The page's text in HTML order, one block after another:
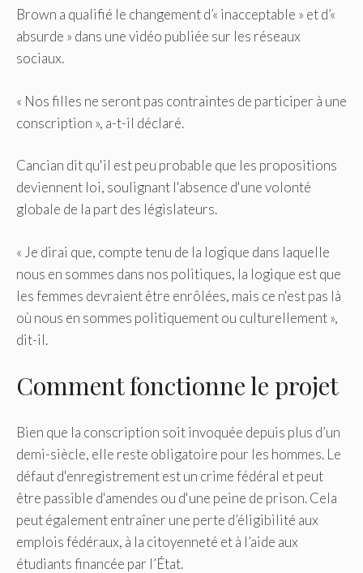
Brown a qualifié le changement d’« inacceptable » et d’«
absurde » dans une vidéo publiée sur les réseaux
sociaux.
« Nos filles ne seront pas contraintes de participer à une
conscription », a-t-il déclaré.
Cancian dit qu'il est peu probable que les propositions
deviennent loi, soulignant l'absence d'une volonté
globale de la part des législateurs.
« Je dirai que, compte tenu de la logique dans laquelle
nous en sommes dans nos politiques, la logique est que
les femmes devraient être enrôlées, mais ce n'est pas là
où nous en sommes politiquement ou culturellement »,
dit-il.
Comment fonctionne le projet
Bien que la conscription soit invoquée depuis plus d’un
demi-siècle, elle reste obligatoire pour les hommes. Le
défaut d'enregistrement est un crime fédéral et peut
être passible d'amendes ou d'une peine de prison. Cela
peut également entraîner une perte d’éligibilité aux
emplois fédéraux, à la citoyenneté et à l’aide aux
étudiants financée par l’État.